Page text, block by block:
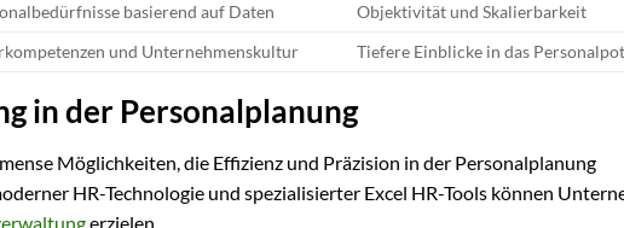
basierend auf Daten
Objektivität und Skalierbarkeit
und Unternehmenskultur Tiefere Einblicke in das
in der Personalplanung
Möglichkeiten, die Effizienz und Präzision in der Personalplanung
HR-Technologie und spezialisierter Excel HR-Tools können
erzielen.